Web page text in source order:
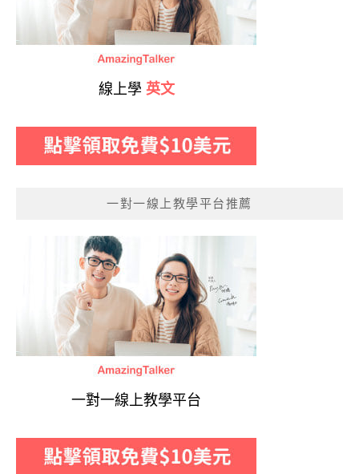
線上學 英文
一對一線上教學平台推薦
一對一線上教學平台